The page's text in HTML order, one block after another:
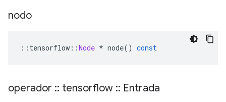
nodo
:: tensorflow ::Node * node() const
operador :: tensorflow :: Entrada